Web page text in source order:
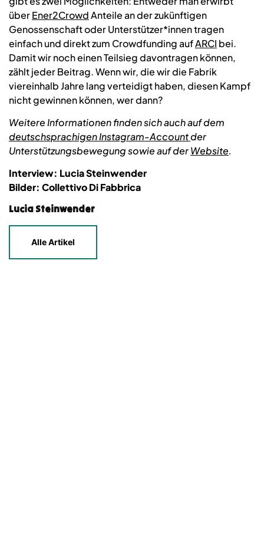
überEner2CrowdAnteile an der zukünftigen
Genossenschaft oder Unterstützer*innen tragen
einfach und direkt zum Crowdfunding aufARCI bei.
Damit wir noch einen Teilsieg davontragen können,
zählt jeder Beitrag. Wenn wir, die wir die Fabrik
viereinhalb Jahre lang verteidigt haben, diesen Kampf
nicht gewinnen können, wer dann?
Weitere Informationen finden sich auch auf dem
deutschsprachigen Instagram-Accountder
Unterstützungsbewegung sowie auf derWebsite.
Interview: Lucia Steinwender
Bilder: Collettivo Di Fabbrica
Lucia Steinwender
Alle Artikel